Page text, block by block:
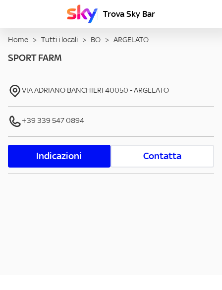
Trova Sky Bar
Home > Tutti i locali > BO > ARGELATO
SPORT FARM
VIA ADRIANO BANCHIERI 40050 -ARGELATO
+39 339 547 0894
Indicazioni Contatta